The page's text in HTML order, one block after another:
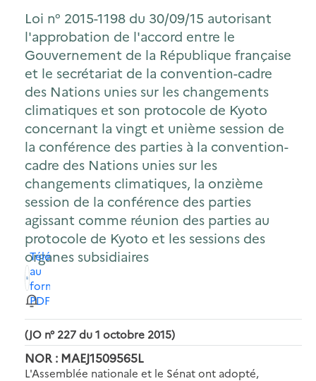
Loi n° 2015-1198 du 30/09/15 autorisant
l'approbation de l'accord entre le
Gouvernement de la République française
et le secrétariat de la convention-cadre
des Nations unies sur les changements
climatiques et son protocole de Kyoto
concernant la vingt et unième session de
la conférence des parties à la convention-
cadre des Nations unies sur les
changements climatiques, la onzième
session de la conférence des parties
agissant comme réunion des parties au
protocole de Kyoto et les sessions des
organes subsidiaires
Télécharger
au
format
PDF
(JO n° 227 du 1 octobre 2015)
NOR : MAEJ1509565L
L'Assemblée nationale et le Sénat ont adopté,